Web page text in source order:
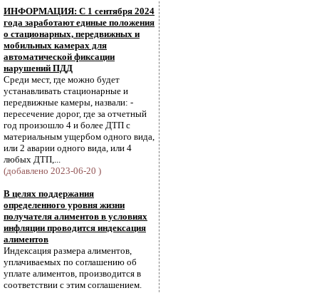
ИНФОРМАЦИЯ: С 1 сентября 2024
года заработают единые положения
о стационарных, передвижных и
мобильных камерах для
автоматической фиксации
нарушений ПДД
Среди мест, где можно будет
устанавливать стационарные и
передвижные камеры, назвали: -
пересечение дорог, где за отчетный
год произошло 4 и более ДТП с
материальным ущербом одного вида,
или 2 аварии одного вида, или 4
любых ДТП,...
(добавлено 2023-06-20 )
В целях поддержания
определенного уровня жизни
получателя алиментов в условиях
инфляции проводится индексация
алиментов
Индексация размера алиментов,
уплачиваемых по соглашению об
уплате алиментов, производится в
соответствии с этим соглашением.